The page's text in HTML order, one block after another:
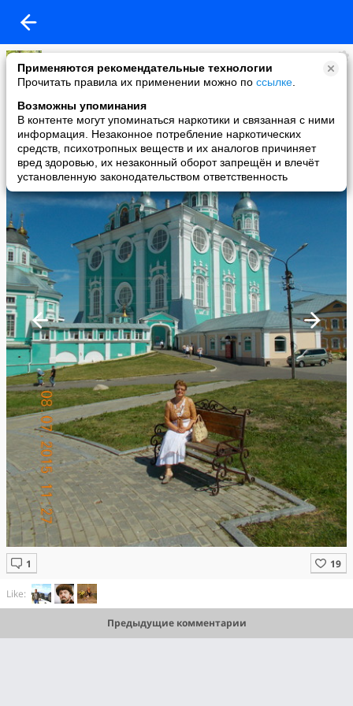
Применяются рекомендательные технологии
Прочитать правила их применении можно по ссылке
Возможны упоминания
В контенте могут упоминаться наркотики и связанная с ними
информация. Незаконное потребление наркотических
средств, психотропных веществ и их аналогов причиняет
вред здоровью, их незаконный оборот запрещён и влечёт
установленную законодательством ответственность
Лариса
added a photo
10 May в 16:51
Like:
Предыдущие комментарии